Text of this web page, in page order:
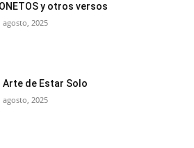
y otros versos
agosto, 2025
Arte de Estar Solo
agosto, 2025